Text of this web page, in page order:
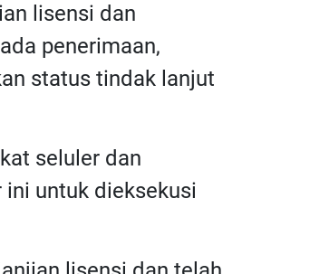
lisensi dan
penerimaan,
status tindak lanjut
seluler dan
untuk dieksekusi